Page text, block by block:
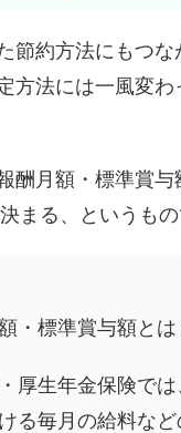
節約方法にもつ
方法には一風変わ
酬月額・標準賞
まる、というもの
・標準賞与額とは
厚生年金保険では
る毎月の給料な